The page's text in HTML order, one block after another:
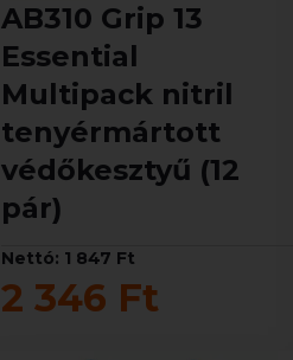
AB310 Grip 13
Essential
Multipack nitril
tenyérmártott
védőkesztyű (12
pár)
Nettó: 1 847 Ft
2 346 Ft